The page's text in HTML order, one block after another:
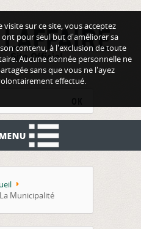
sur ce site, vous acceptez
pour seul but d'améliorer sa
contenu, à l'exclusion de toute
Aucune donnée personnelle ne
sans que vous ne l'ayez
effectué.
La Municipalité